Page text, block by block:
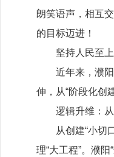
朗笑语声，相互
的目标迈进！
坚持人民至
近年来，濮
伸，从“阶段化创
逻辑升维：从
从创建“小切
理“大工程”。濮